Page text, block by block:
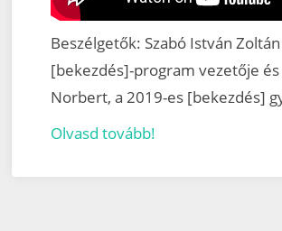
Beszélgetők: Szabó István
[bekezdés]-program vezetője
Norbert, a 2019-es [bekezdés]
Olvasd tovább!